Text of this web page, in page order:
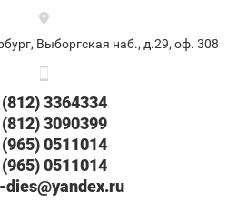
Выборгская наб., д.29, оф. 308
3364334
3090399
0511014
0511014
dies@yandex.ru